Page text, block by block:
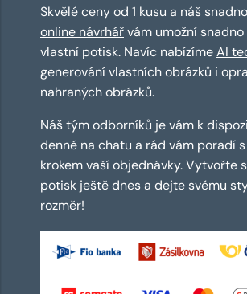
Skvělé ceny od 1 kusu a náš
online návrhářvám umožní
vlastní potisk. Navíc nabízímeAI
generování vlastních obrázků i
nahraných obrázků.
Náš tým odborníků je vám k
denně na chatu a rád vám poradí
krokem vaší objednávky. Vytvořte
potisk ještě dnes a dejte svému
rozměr!